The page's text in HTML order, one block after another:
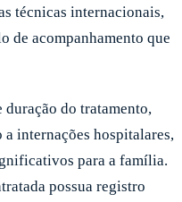
técnicas internacionais,
de acompanhamento que
do tratamento,
a internações hospitalares,
para a família.
possua registro